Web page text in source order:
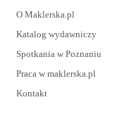
O Maklerska.pl
Katalog wydawniczy
Spotkania w Poznaniu
Praca w maklerska.pl
Kontakt
E-mail: